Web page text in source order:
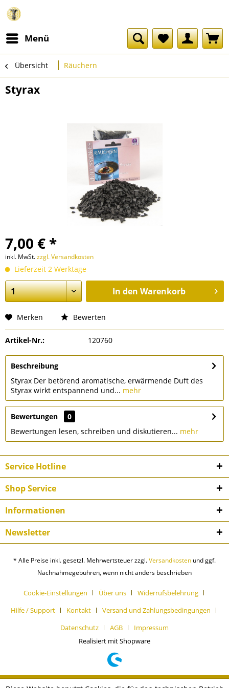
Menü
Übersicht Räuchern
Styrax
7,00 € *
inkl. MwSt.zzgl. Versandkosten
Lieferzeit 2 Werktage
In den Warenkorb
Merken Bewerten
Artikel-Nr.: 120760
Beschreibung
Styrax Der betörend aromatische, erwärmende Duft des
Styrax wirkt entspannend und... mehr
Bewertungen
0
Bewertungen lesen, schreiben und diskutieren... mehr
Service Hotline
Shop Service
Informationen
Newsletter
* Alle Preise inkl. gesetzl. Mehrwertsteuer zzgl.Versandkosten und ggf.
Nachnahmegebühren, wenn nicht anders beschrieben
Cookie-Einstellungen Über uns
Widerrufsbelehrung
Hilfe / Support
Kontakt
Versand und Zahlungsbedingungen
Datenschutz
AGB
Impressum
Realisiert mit Shopware